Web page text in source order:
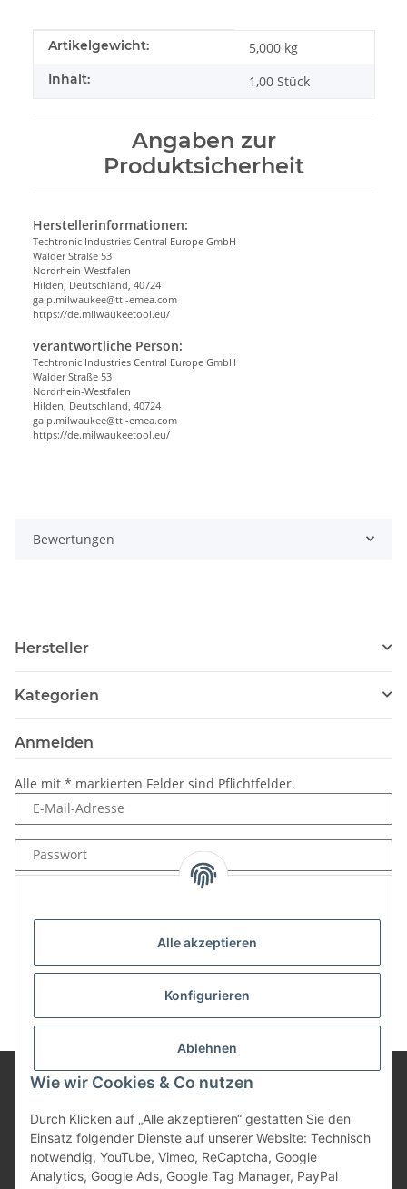
Alle akzeptieren
Konfigurieren
Ablehnen
Wie wir Cookies & Co nutzen
Durch Klicken auf „Alle akzeptieren“ gestatten Sie den
Einsatz folgender Dienste auf unserer Website: Technisch
notwendig, YouTube, Vimeo, ReCaptcha, Google
Analytics, Google Ads, Google Tag Manager, PayPal
Produkteigenschaft
Wert
Artikelgewicht: 5,000 kg
Inhalt: 1,00 Stück
Angaben zur
Produktsicherheit
Herstellerinformationen:
Techtronic Industries Central Europe GmbH
Walder Straße 53
Nordrhein-Westfalen
Hilden, Deutschland, 40724
galp.milwaukee@tti-emea.com
https://de.milwaukeetool.eu/
verantwortliche Person:
Techtronic Industries Central Europe GmbH
Walder Straße 53
Nordrhein-Westfalen
Hilden, Deutschland, 40724
galp.milwaukee@tti-emea.com
https://de.milwaukeetool.eu/
Bewertungen
Hersteller
Kategorien
Anmelden
Alle mit * markierten Felder sind Pflichtfelder.
E-Mail-Adresse
Passwort
Neu hier?Jetzt registrieren!
Informationen
Gesetzliche Informationen